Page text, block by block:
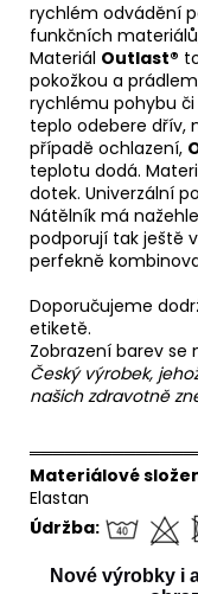
rychlém odvádění
funkčních
Materiál Outlast®
pokožkou a
rychlému pohybu
teplo odebere dřív,
případě ochlazení,
teplotu dodá.
dotek. Univerzální
Nátělník má
podporují tak ještě
perfekně
Doporučujeme
etiketě.
Zobrazení barev se
Český výrobek,
našich zdravotně
Materiálové
Elastan
Údržba:
Nové výrobky i